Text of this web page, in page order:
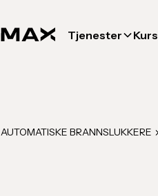
Tjenester Kurs
AUTOMATISKE BRANNSLUKKERE